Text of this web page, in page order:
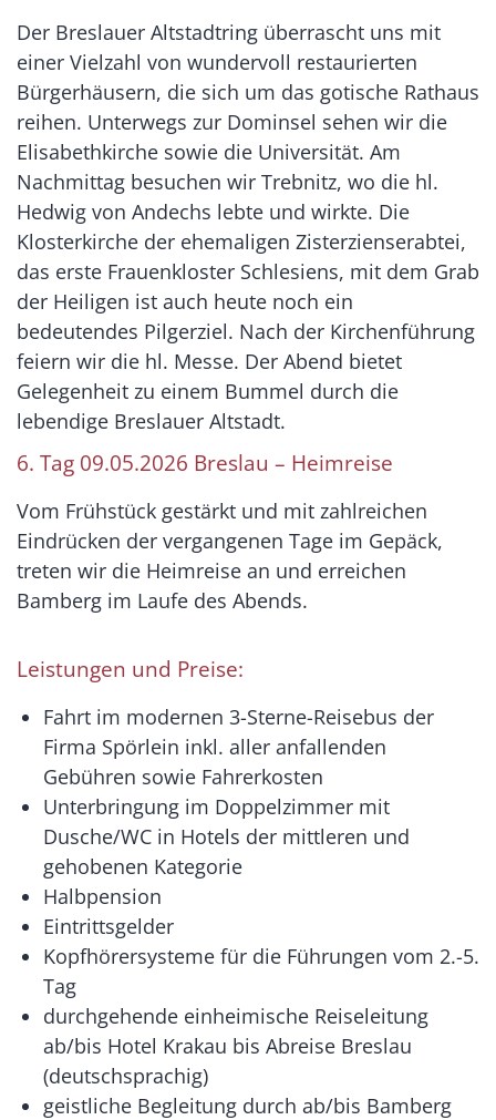
Der Breslauer Altstadtring überrascht uns mit
einer Vielzahl von wundervoll restaurierten
Bürgerhäusern, die sich um das gotische Rathaus
reihen. Unterwegs zur Dominsel sehen wir die
Elisabethkirche sowie die Universität. Am
Nachmittag besuchen wir Trebnitz, wo die hl.
Hedwig von Andechs lebte und wirkte. Die
Klosterkirche der ehemaligen Zisterzienserabtei,
das erste Frauenkloster Schlesiens, mit dem Grab
der Heiligen ist auch heute noch ein
bedeutendes Pilgerziel. Nach der Kirchenführung
feiern wir die hl. Messe. Der Abend bietet
Gelegenheit zu einem Bummel durch die
lebendige Breslauer Altstadt.
6. Tag 09.05.2026 Breslau – Heimreise
Vom Frühstück gestärkt und mit zahlreichen
Eindrücken der vergangenen Tage im Gepäck,
treten wir die Heimreise an und erreichen
Bamberg im Laufe des Abends.
Leistungen und Preise:
Fahrt im modernen 3-Sterne-Reisebus der
Firma Spörlein inkl. aller anfallenden
Gebühren sowie Fahrerkosten
Unterbringung im Doppelzimmer mit
Dusche/WC in Hotels der mittleren und
gehobenen Kategorie
Halbpension
Eintrittsgelder
Kopfhörersysteme für die Führungen vom 2.-5.
Tag
durchgehende einheimische Reiseleitung
ab/bis Hotel Krakau bis Abreise Breslau
(deutschsprachig)
geistliche Begleitung durch ab/bis Bamberg